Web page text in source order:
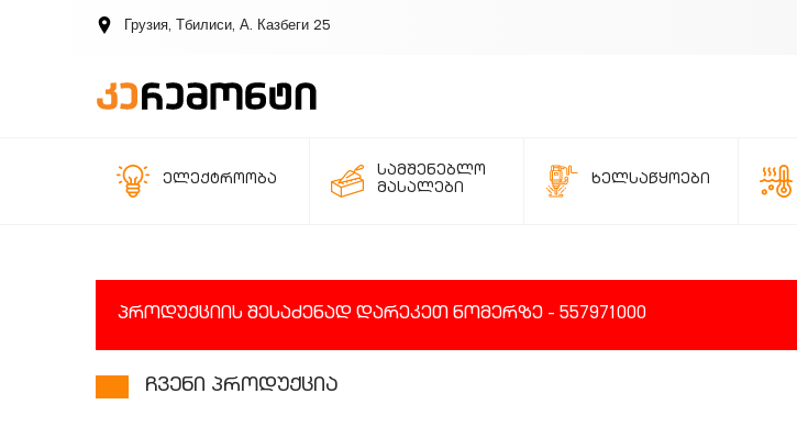
Грузия, Тбилиси, А. Казбеги 25
ელექტროობა
სამშენებლო
მასალები
ხელსაწყოები
პროდუქციის შესაძენად დარეკეთ ნომერზე - 557971000
ჩვენი პროდუქცია